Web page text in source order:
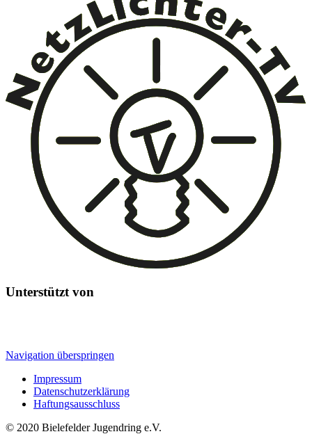
Unterstützt von
Navigation überspringen
Impressum
Datenschutzerklärung
Haftungsausschluss
© 2020 Bielefelder Jugendring e.V.